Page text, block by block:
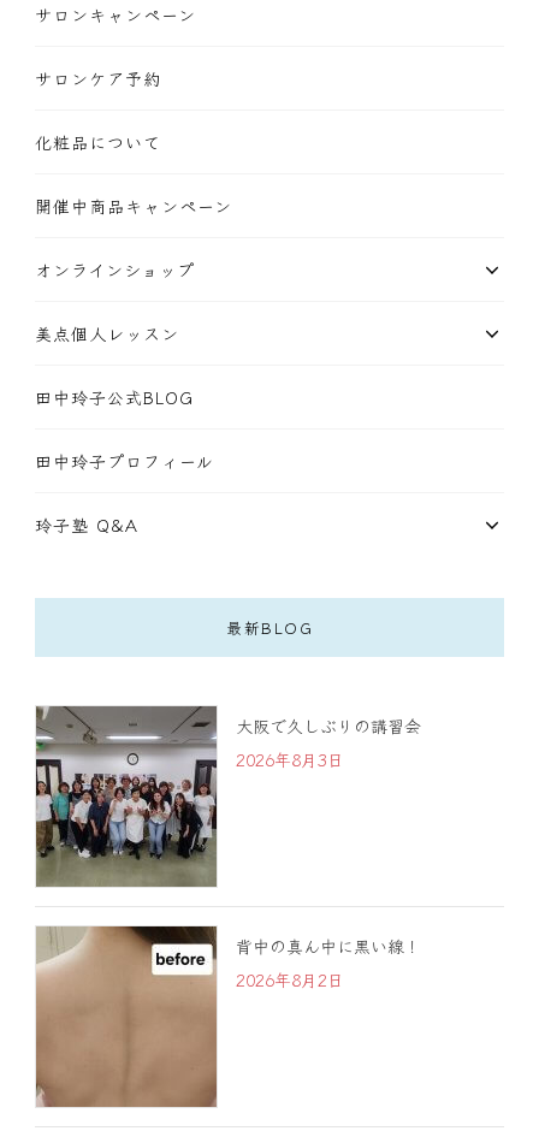
サロンキャンペーン
サロンケア予約
化粧品について
開催中商品キャンペーン
オンラインショップ
美点個人レッスン
田中玲子公式BLOG
田中玲子プロフィール
玲子塾 Q&A
最新BLOG
大阪で久しぶりの講習会
2026年8月3日
背中の真ん中に黒い線！
2026年8月2日